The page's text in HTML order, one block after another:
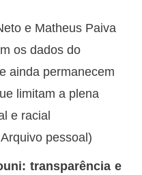
e Matheus Paiva
os dados do
ainda permanecem
limitam a plena
e racial
pessoal)
transparência e